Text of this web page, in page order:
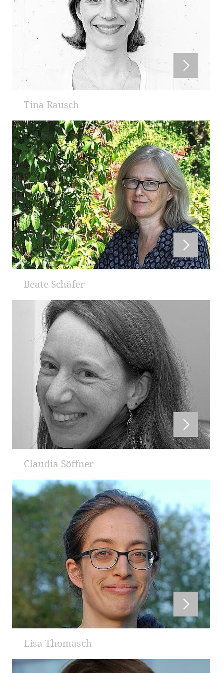
Tina Rausch
Beate Schäfer
Claudia Söffner
Lisa Thomasch